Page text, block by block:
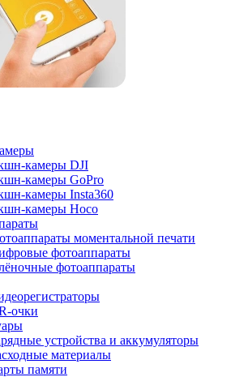
камеры DJI
камеры GoPro
камеры Insta360
камеры Hoco
моментальной печати
фотоаппараты
фотоаппараты
очки
устройства и аккумуляторы
материалы
памяти